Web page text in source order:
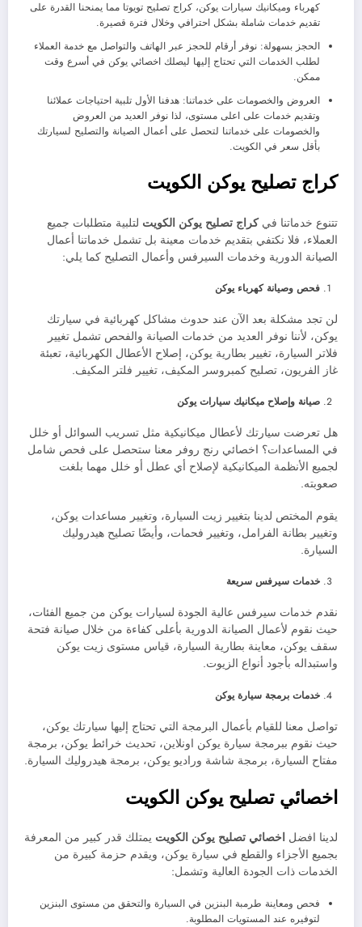
كهرباء وميكانيك سيارات يوكن، كراج تصليح تويوتا مما يمنحنا القدرة على
تقديم خدمات شاملة بشكل احترافي وخلال فترة قصيرة.
الحجز بسهولة: نوفر أرقام للحجز عبر الهاتف والتواصل مع خدمة العملاء
لطلب الخدمات التي تحتاج إليها ليصلك اخصائي يوكن في أسرع وقت
ممكن.
العروض والخصومات على خدماتنا: هدفنا الأول تلبية احتياجات عملائنا
وتقديم خدمات على اعلى مستوى، لذا نوفر العديد من العروض
والخصومات على خدماتنا لتحصل على أعمال الصيانة والتصليح لسيارتك
بأقل سعر في الكويت.
كراج تصليح يوكن الكويت
تتنوع خدماتنا فيكراج تصليح يوكن الكويت لتلبية متطلبات جميع
العملاء، فلا نكتفي بتقديم خدمات معينة بل تشمل خدماتنا أعمال
الصيانة الدورية وخدمات السيرفس وأعمال التصليح كما يلي:
فحص وصيانة كهرباء يوكن
لن تجد مشكلة بعد الآن عند حدوث مشاكل كهربائية في سيارتك
يوكن، لأننا نوفر العديد من خدمات الصيانة والفحص تشمل تغيير
فلاتر السيارة، تغيير بطارية يوكن، إصلاح الأعطال الكهربائية، تعبئة
غاز الفريون، تصليح كمبروسر المكيف، تغيير فلتر المكيف.
صيانة وإصلاح ميكانيك سيارات يوكن
هل تعرضت سيارتك لأعطال ميكانيكية مثل تسريب السوائل أو خلل
في المساعدات؟ اخصائي رنج روفر معنا ستحصل على فحص شامل
لجميع الأنظمة الميكانيكية لإصلاح أي عطل أو خلل مهما بلغت
صعوبته.
يقوم المختص لدينا بتغيير زيت السيارة، وتغيير مساعدات يوكن،
وتغيير بطانة الفرامل، وتغيير فحمات، وأيضًا تصليح هيدروليك
السيارة.
خدمات سيرفس سريعة
نقدم خدمات سيرفس عالية الجودة لسيارات يوكن من جميع الفئات،
حيث نقوم لأعمال الصيانة الدورية بأعلى كفاءة من خلال صيانة فتحة
سقف يوكن، معاينة بطارية السيارة، قياس مستوى زيت يوكن
واستبداله بأجود أنواع الزيوت.
خدمات برمجة سيارة يوكن
تواصل معنا للقيام بأعمال البرمجة التي تحتاج إليها سيارتك يوكن،
حيث نقوم ببرمجة سيارة يوكن اونلاين، تحديث خرائط يوكن، برمجة
مفتاح السيارة، برمجة شاشة وراديو يوكن، برمجة هيدروليك السيارة.
اخصائي تصليح يوكن الكويت
لدينا افضل اخصائي تصليح يوكن الكويت يمتلك قدر كبير من المعرفة
بجميع الأجزاء والقطع في سيارة يوكن، ويقدم حزمة كبيرة من
الخدمات ذات الجودة العالية وتشمل:
فحص ومعاينة طرمبة البنزين في السيارة والتحقق من مستوى البنزين
لتوفيره عند المستويات المطلوبة.